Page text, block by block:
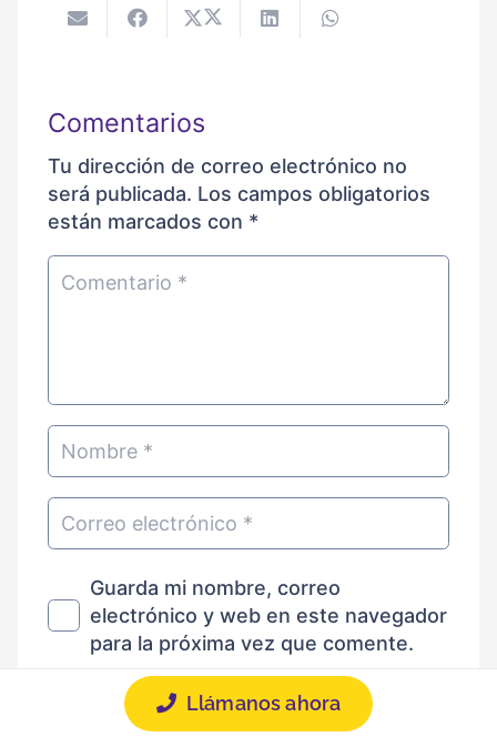
Comentarios
Tu dirección de correo electrónico no
será publicada. Los campos obligatorios
están marcados con *
Guarda mi nombre, correo
electrónico y web en este navegador
para la próxima vez que comente.
Por favor, introduce una respuesta en
Llámanos ahora